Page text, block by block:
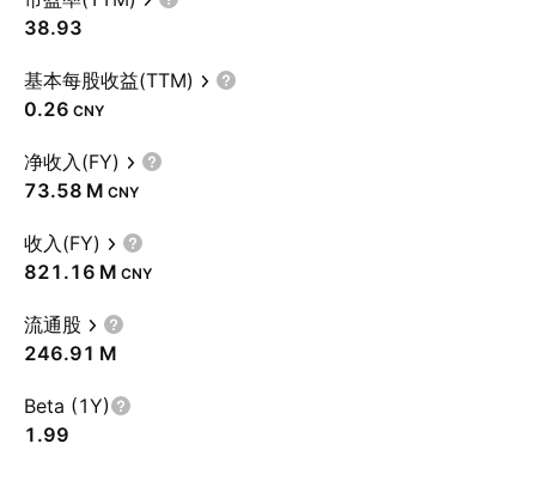
38.93
基本每股收益(TTM)
0.26 CNY
净收入(FY)
‪73.58 M‬ CNY
收入(FY)
‪821.16 M‬ CNY
流通股
‪246.91 M‬
Beta (1Y)
1.99